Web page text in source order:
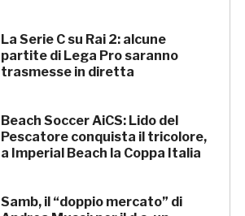
La Serie C su Rai 2: alcune
partite di Lega Pro saranno
trasmesse in diretta
Beach Soccer AiCS: Lido del
Pescatore conquista il tricolore,
a Imperial Beach la Coppa Italia
Samb, il “doppio mercato” di